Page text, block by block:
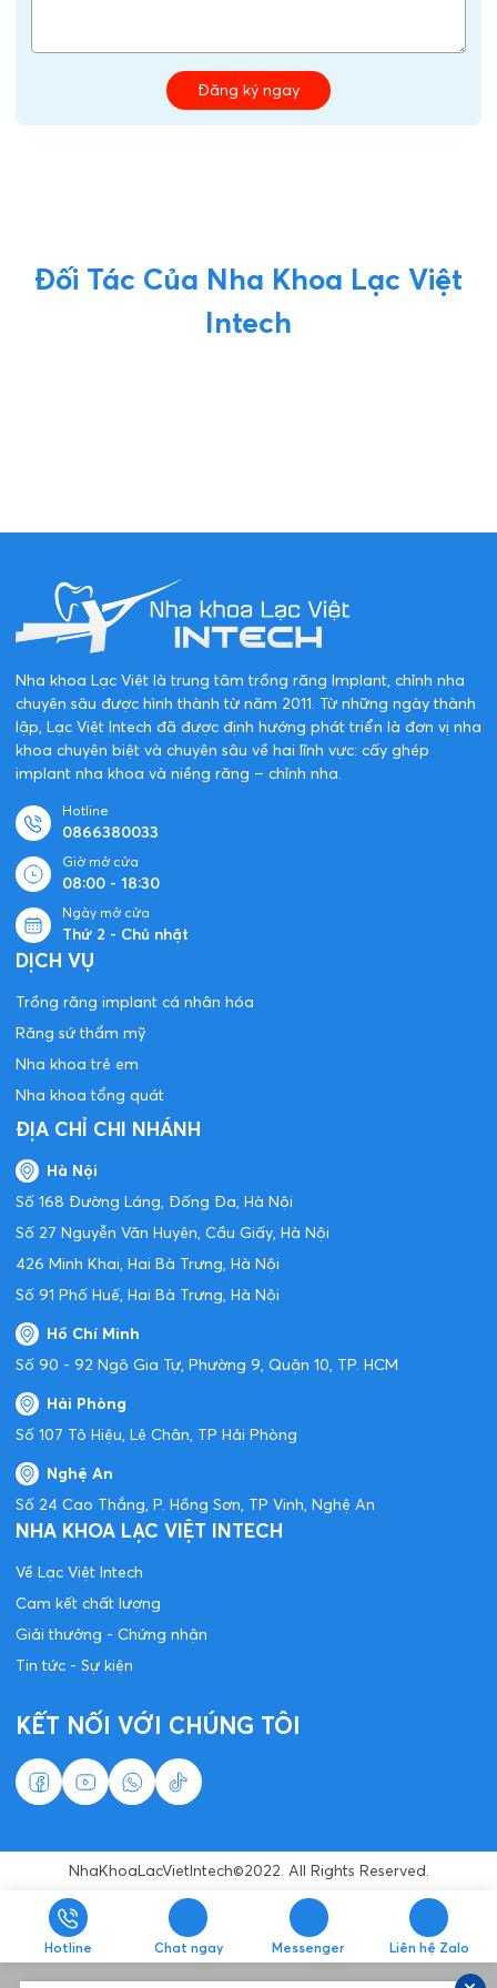
19/07/2026
Đối Tác Của Nha Khoa Lạc Việt
Intech
Nha khoa Lạc Việt là trung tâm trồng răng Implant, chỉnh nha
chuyên sâu được hình thành từ năm 2011. Từ những ngày thành
lập, Lạc Việt Intech đã được định hướng phát triển là đơn vị nha
khoa chuyên biệt và chuyên sâu về hai lĩnh vực: cấy ghép
implant nha khoa và niềng răng – chỉnh nha.
0866380033
Giờ mở cửa
Ngày mở cửa
Thứ 2 - Chủ nhật
DỊCH VỤ
Trồng răng implant cá nhân hóa
Răng sứ thẩm mỹ
Nha khoa trẻ em
Nha khoa tổng quát
ĐỊA CHỈ CHI NHÁNH
Hà Nội
Số 168 Đường Láng, Đống Đa, Hà Nội
426 Minh Khai, Hai Bà Trưng, Hà Nội
Số 91 Phố Huế, Hai Bà Trưng, Hà Nội
Hồ Chí Minh
Hải Phòng
Số 107 Tô Hiệu, Lê Chân, TP Hải Phòng
Nghệ An